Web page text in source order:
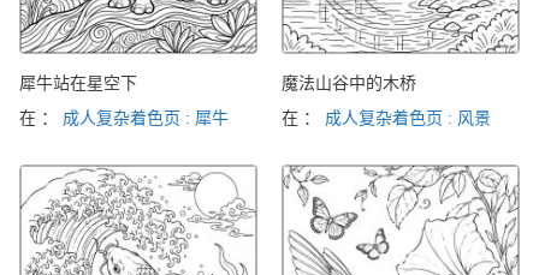
犀牛站在星空下
在 ： 成人复杂着色页 : 犀牛
魔法山谷中的木桥
在 ： 成人复杂着色页 : 风景